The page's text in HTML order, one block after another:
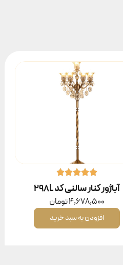
آباژور کنار سالنی کد 298L
4,678,500تومان
افزودن به سبد خرید